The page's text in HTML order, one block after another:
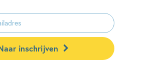
inschrijven